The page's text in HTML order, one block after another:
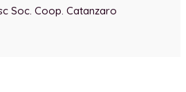
Soc. Coop. Catanzaro